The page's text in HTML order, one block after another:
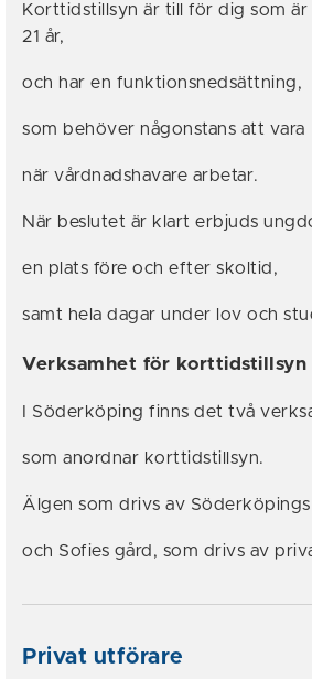
Korttidstillsyn är till för dig som är
21 år,
och har en funktionsnedsättning,
som behöver någonstans att vara
när vårdnadshavare arbetar.
När beslutet är klart erbjuds
en plats före och efter skoltid,
samt hela dagar under lov och
Verksamhet för korttidstillsyn
I Söderköping finns det två
som anordnar korttidstillsyn.
Älgen som drivs av
och Sofies gård, som drivs av
Privat utförare